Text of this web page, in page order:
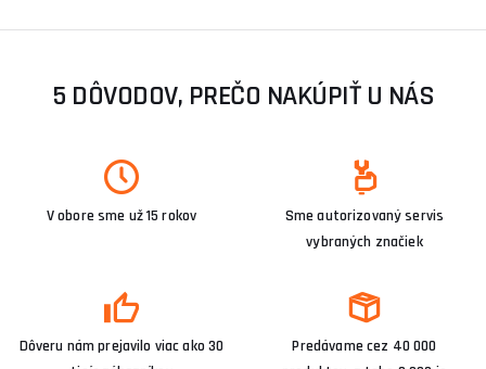
5 DÔVODOV, PREČO NAKÚPIŤ U NÁS
V obore sme už 15 rokov
Sme autorizovaný servis
vybraných značiek
Dôveru nám prejavilo viac ako 30
Predávame cez 40 000